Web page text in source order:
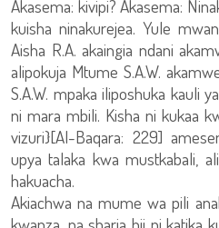
Akasema: kivipi? Akasema:
kuisha ninakurejea. Yule
Aisha R.A. akaingia ndani
alipokuja Mtume S.A.W.
S.A.W. mpaka iliposhuka kauli
ni mara mbili. Kisha ni kukaa
vizuri}[Al-Baqara: 229]
upya talaka kwa mustkabali,
hakuacha.
Akiachwa na mume wa pili